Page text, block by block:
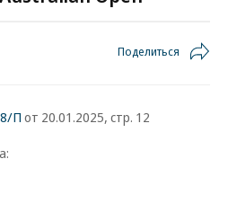
Поделиться
П от 20.01.2025, стр. 12